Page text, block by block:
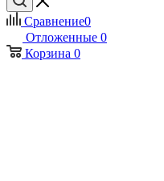
Сравнение0
Отложенные 0
Корзина 0